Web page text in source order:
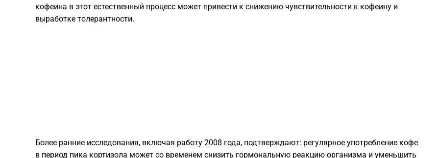
кофеина в этот естественный процесс может привести к снижению чувствительности к кофеину и
выработке толерантности.
Более ранние исследования, включая работу 2008 года, подтверждают: регулярное употребление кофе
в период пика кортизола может со временем снизить гормональную реакцию организма и уменьшить